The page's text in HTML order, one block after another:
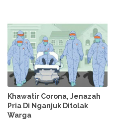
Khawatir Corona, Jenazah
Pria Di Nganjuk Ditolak
Warga